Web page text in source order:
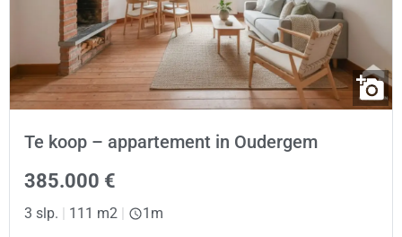
Te koop – appartement in Oudergem
385.000 €
3 slp. | 111 m2 | 1m